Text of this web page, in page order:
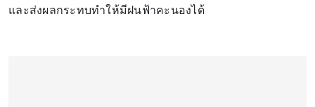
และส่งผลกระทบทำให้มีฝนฟ้าคะนองได้